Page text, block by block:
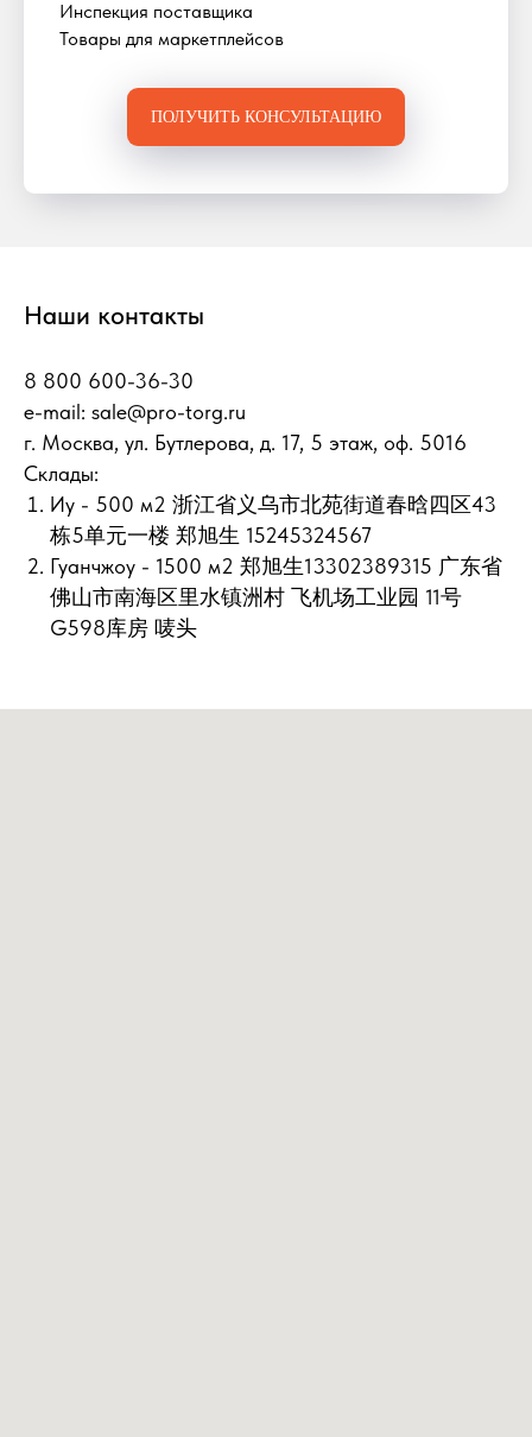
Инспекция поставщика
Товары для маркетплейсов
ПОЛУЧИТЬ КОНСУЛЬТАЦИЮ
Наши контакты
8 800 600-36-30
e-mail: sale@pro-torg.ru
г. Москва, ул. Бутлерова, д. 17, 5 этаж, оф. 5016
Склады:
Иу - 500 м2 浙江省义乌市北苑街道春晗四区43
栋5单元一楼 郑旭生 15245324567
Гуанчжоу - 1500 м2 郑旭生13302389315 广东省
佛山市南海区里水镇洲村 飞机场工业园 11号
G598库房 唛头